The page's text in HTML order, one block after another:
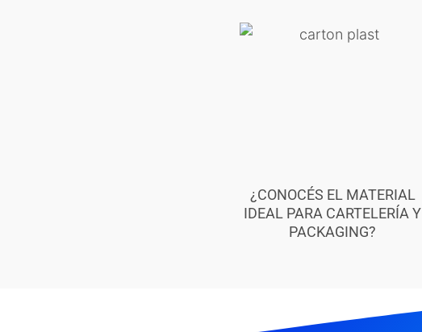
¿CONOCÉS EL MATERIAL
IDEAL PARA CARTELERÍA Y
PACKAGING?